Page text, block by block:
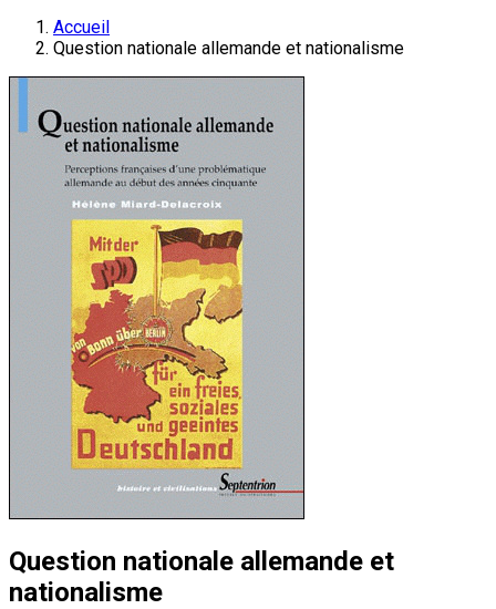
Accueil
Question nationale allemande et nationalisme
Question nationale allemande et
nationalisme